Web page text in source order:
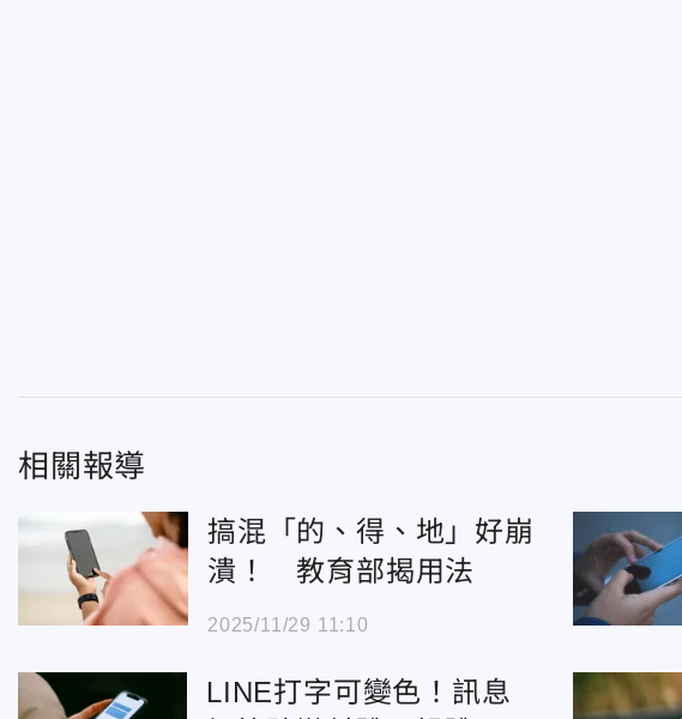
相關報導
搞混「的、得、地」好崩
潰！ 教育部揭用法
2025/11/29 11:10
LINE打字可變色！訊息